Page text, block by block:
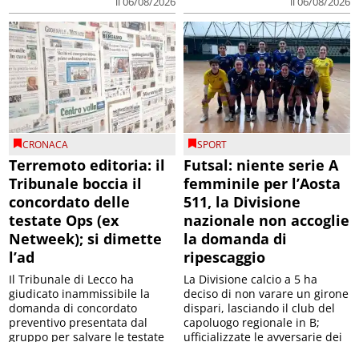
CRONACA
Terremoto editoria: il
Tribunale boccia il
concordato delle
testate Ops (ex
Netweek); si dimette
l’ad
Il Tribunale di Lecco ha
giudicato inammissibile la
domanda di concordato
preventivo presentata dal
gruppo per salvare le testate
ex Netweek ora Ops R...
SPORT
Futsal: niente serie A
femminile per l’Aosta
511, la Divisione
nazionale non accoglie
la domanda di
ripescaggio
La Divisione calcio a 5 ha
deciso di non varare un girone
dispari, lasciando il club del
capoluogo regionale in B;
ufficializzate le avversarie dei
gi...